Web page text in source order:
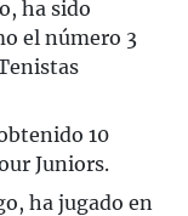
ha sido
el número 3
10
Juniors.
ha jugado en